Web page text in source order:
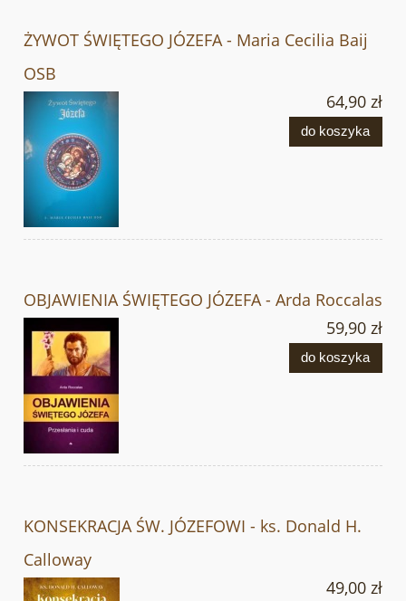
ŻYWOT ŚWIĘTEGO JÓZEFA - Maria Cecilia Baij
OSB
64,90 zł
do koszyka
OBJAWIENIA ŚWIĘTEGO JÓZEFA - Arda Roccalas
59,90 zł
do koszyka
KONSEKRACJA ŚW. JÓZEFOWI - ks. Donald H.
Calloway
49,00 zł